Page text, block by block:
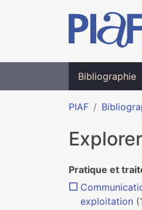
Bibliographie
PIAF
Explorer
Pratique et
exploitation